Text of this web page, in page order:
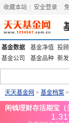
收藏本站 安全登录
基金数据 基金净值 投
基金公司
基金品种 新
天天基金网 > 基金档案